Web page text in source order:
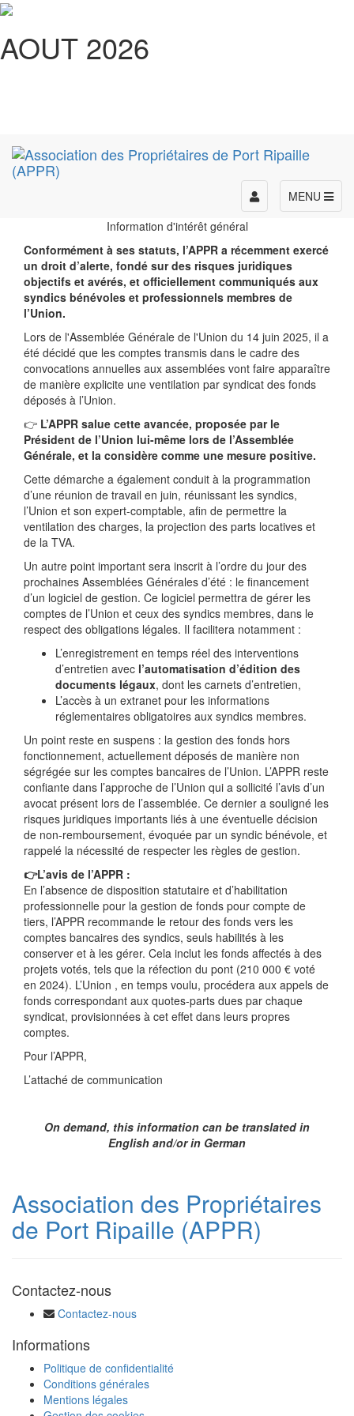
AOUT 2026
MENU
Toggle
navigation
Information d'intérêt général
Conformément à ses statuts, l’APPR a récemment exercé
un droit d’alerte, fondé sur des risques juridiques
objectifs et avérés, et officiellement communiqués aux
syndics bénévoles et professionnels membres de
l’Union.
Lors de l'Assemblée Générale de l'Union du 14 juin 2025, il a
été décidé que les comptes transmis dans le cadre des
convocations annuelles aux assemblées vont faire apparaître
de manière explicite une ventilation par syndicat des fonds
déposés à l’Union.
👉 L’APPR salue cette avancée, proposée par le
Président de l’Union lui-même lors de l’Assemblée
Générale, et la considère comme une mesure positive.
Cette démarche a également conduit à la programmation
d’une réunion de travail en juin, réunissant les syndics,
l’Union et son expert-comptable, afin de permettre la
ventilation des charges, la projection des parts locatives et
de la TVA.
Un autre point important sera inscrit à l’ordre du jour des
prochaines Assemblées Générales d’été : le financement
d’un logiciel de gestion. Ce logiciel permettra de gérer les
comptes de l’Union et ceux des syndics membres, dans le
respect des obligations légales. Il facilitera notamment :
L’enregistrement en temps réel des interventions
d’entretien avec l’automatisation d’édition des
documents légaux, dont les carnets d’entretien,
L’accès à un extranet pour les informations
réglementaires obligatoires aux syndics membres.
Un point reste en suspens : la gestion des fonds hors
fonctionnement, actuellement déposés de manière non
ségrégée sur les comptes bancaires de l’Union. L’APPR reste
confiante dans l’approche de l’Union qui a sollicité l’avis d’un
avocat présent lors de l’assemblée. Ce dernier a souligné les
risques juridiques importants liés à une éventuelle décision
de non-remboursement, évoquée par un syndic bénévole, et
rappelé la nécessité de respecter les règles de gestion.
👉L’avis de l’APPR :
En l’absence de disposition statutaire et d’habilitation
professionnelle pour la gestion de fonds pour compte de
tiers, l’APPR recommande le retour des fonds vers les
comptes bancaires des syndics, seuls habilités à les
conserver et à les gérer. Cela inclut les fonds affectés à des
projets votés, tels que la réfection du pont (210 000 € voté
en 2024). L’Union , en temps voulu, procédera aux appels de
fonds correspondant aux quotes-parts dues par chaque
syndicat, provisionnées à cet effet dans leurs propres
comptes.
Pour l’APPR,
L’attaché de communication
On demand, this information can be translated in
English and/or in German
Association des Propriétaires
de Port Ripaille (APPR)
Contactez-nous
Contactez-nous
Informations
Politique de confidentialité
Conditions générales
Mentions légales